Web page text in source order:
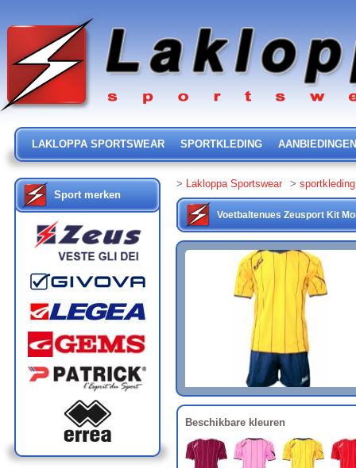
LAKLOPPA SPORTSWEAR SPORTKLEDING AANBIEDINGEN
Sport merken
> Lakloppa Sportswear > sportkleding
Voetbaltenues Zeusport Kit
Beschikbare kleuren